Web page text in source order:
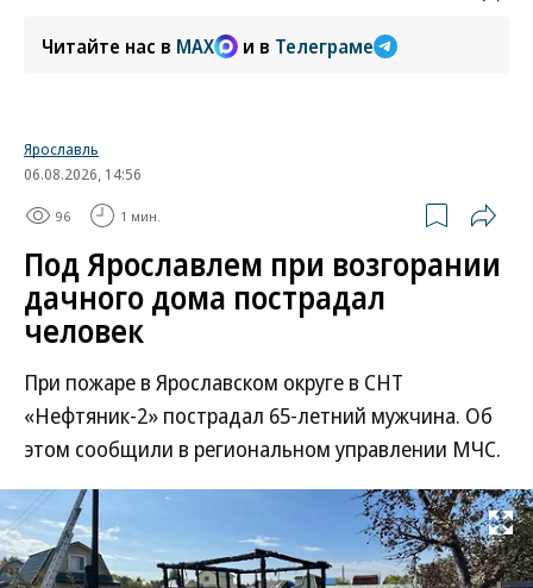
Читайте нас в MAX и в Телеграме
Ярославль
06.08.2026, 14:56
96 1 мин.
Под Ярославлем при возгорании
дачного дома пострадал
человек
При пожаре в Ярославском округе в СНТ
«Нефтяник-2» пострадал 65-летний мужчина. Об
этом сообщили в региональном управлении МЧС.
Развернуть